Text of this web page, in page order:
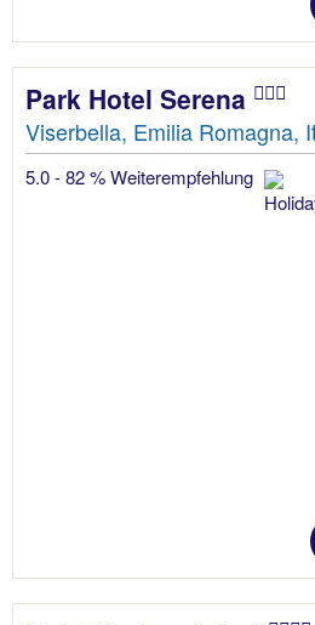
Park Hotel Serena
Viserbella, Emilia Romagna,
5.0 - 82 % Weiterempfehlung